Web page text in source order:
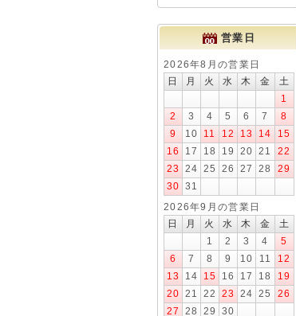
営業日
2026年8月の営業日
日
月 火 水 木 金
土
1
2
3 4 5 6 7
8
9
10 11 12 13 14
15
16
17 18 19 20 21
22
23 24 25 26 27 28
29
30 31
2026年9月の営業日
日
月 火 水 木 金
土
1
2 3 4
5
6
7 8 9 10 11
12
13
14 15 16 17 18
19
20 21 22 23 24 25
26
27
28 29 30